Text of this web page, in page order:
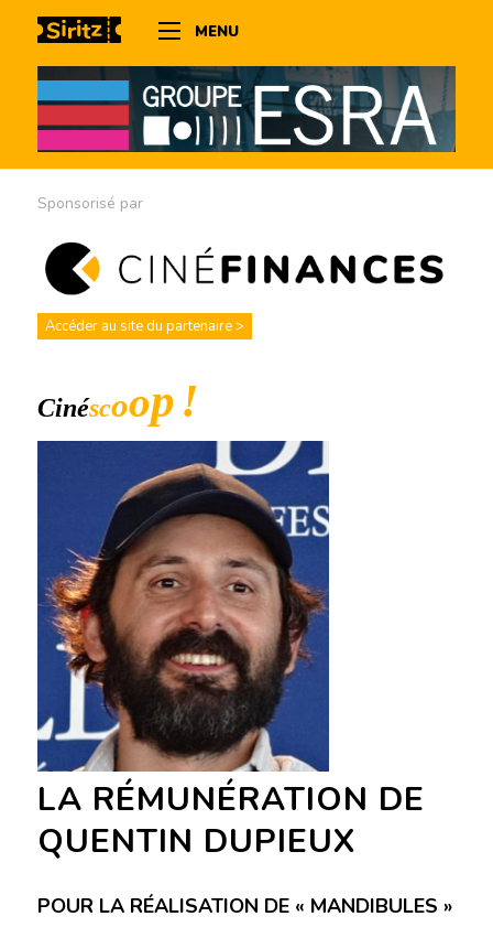
MENU
Sponsorisé par
Accéder au site du partenaire >
LA RÉMUNÉRATION DE
QUENTIN DUPIEUX
POUR LA RÉALISATION DE « MANDIBULES »